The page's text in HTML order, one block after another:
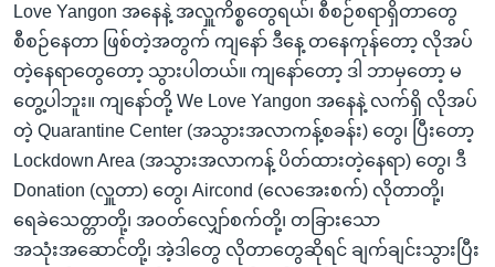
Love Yangon အနေနဲ့ အလှူကိစ္စတွေရယ်၊ စီစဉ်စရာရှိတာတွေ
စီစဉ်နေတာ ဖြစ်တဲ့အတွက် ကျနော် ဒီနေ့ တနေကုန်တော့ လိုအပ်
တဲ့နေရာတွေတော့ သွားပါတယ်။ ကျနော်တော့ ဒါ ဘာမှတော့ မ
တွေ့ပါဘူး။ ကျနော်တို့ We Love Yangon အနေနဲ့ လက်ရှိ လိုအပ်
တဲ့ Quarantine Center (အသွားအလာကန့်စခန်း) တွေ၊ ပြီးတော့
Lockdown Area (အသွားအလာကန့် ပိတ်ထားတဲ့နေရာ) တွေ၊ ဒီ
Donation (လှူတာ) တွေ၊ Aircond (လေအေးစက်) လိုတာတို့၊
ရေခဲသေတ္တာတို့၊ အဝတ်လျှော်စက်တို့၊ တခြားသော
အသုံးအဆောင်တို့၊ အဲ့ဒါတွေ လိုတာတွေဆိုရင် ချက်ချင်းသွားပြီး